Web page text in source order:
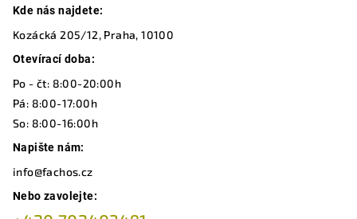
Kde nás najdete:
Kozácká 205/12, Praha, 10100
Otevírací doba:
Po - čt: 8:00-20:00h
Pá: 8:00-17:00h
So: 8:00-16:00h
Napište nám:
info@fachos.cz
Nebo zavolejte: